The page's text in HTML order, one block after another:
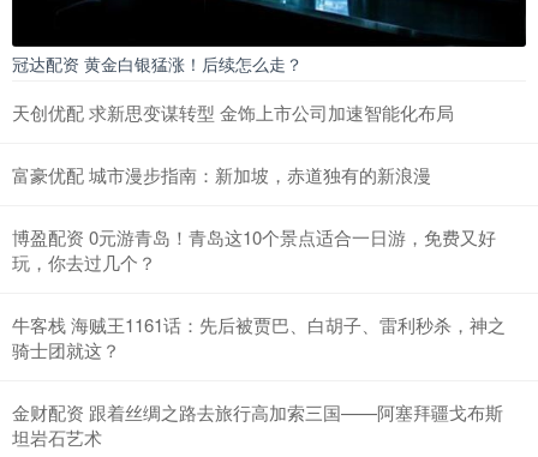
冠达配资 黄金白银猛涨！后续怎么走？
天创优配 求新思变谋转型 金饰上市公司加速智能化布局
富豪优配 城市漫步指南：新加坡，赤道独有的新浪漫
博盈配资 0元游青岛！青岛这10个景点适合一日游，免费又好
玩，你去过几个？
牛客栈 海贼王1161话：先后被贾巴、白胡子、雷利秒杀，神之
骑士团就这？
金财配资 跟着丝绸之路去旅行高加索三国——阿塞拜疆戈布斯
坦岩石艺术